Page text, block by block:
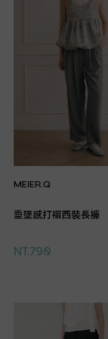
MEIER.Q
垂墜感打褶西裝長褲
NT.790